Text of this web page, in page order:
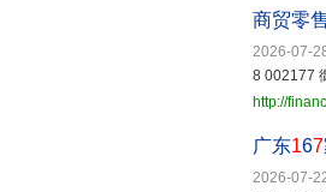
商贸零
2026-07-
8 002177
http://
广东167
2026-07-